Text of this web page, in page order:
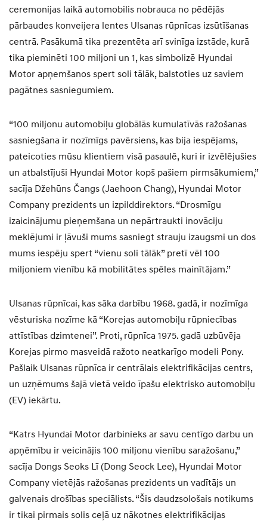
ceremonijas laikā automobilis nobrauca no pēdējās
pārbaudes konveijera lentes Ulsanas rūpnīcas izsūtīšanas
centrā. Pasākumā tika prezentēta arī svinīga izstāde, kurā
tika pieminēti 100 miljoni un 1, kas simbolizē Hyundai
Motor apņemšanos spert soli tālāk, balstoties uz saviem
pagātnes sasniegumiem.
“100 miljonu automobiļu globālās kumulatīvās ražošanas
sasniegšana ir nozīmīgs pavērsiens, kas bija iespējams,
pateicoties mūsu klientiem visā pasaulē, kuri ir izvēlējušies
un atbalstījuši Hyundai Motor kopš pašiem pirmsākumiem,”
sacīja Džehūns Čangs (Jaehoon Chang), Hyundai Motor
Company prezidents un izpilddirektors. “Drosmīgu
izaicinājumu pieņemšana un nepārtraukti inovāciju
meklējumi ir ļāvuši mums sasniegt strauju izaugsmi un dos
mums iespēju spert “vienu soli tālāk” pretī vēl 100
miljoniem vienību kā mobilitātes spēles mainītājam.”
Ulsanas rūpnīcai, kas sāka darbību 1968. gadā, ir nozīmīga
vēsturiska nozīme kā “Korejas automobiļu rūpniecības
attīstības dzimtenei”. Proti, rūpnīca 1975. gadā uzbūvēja
Korejas pirmo masveidā ražoto neatkarīgo modeli Pony.
Pašlaik Ulsanas rūpnīca ir centrālais elektrifikācijas centrs,
un uzņēmums šajā vietā veido īpašu elektrisko automobiļu
(EV) iekārtu.
“Katrs Hyundai Motor darbinieks ar savu centīgo darbu un
apņēmību ir veicinājis 100 miljonu vienību saražošanu,”
sacīja Dongs Seoks Lī (Dong Seock Lee), Hyundai Motor
Company vietējās ražošanas prezidents un vadītājs un
galvenais drošības speciālists. “Šis daudzsološais notikums
ir tikai pirmais solis ceļā uz nākotnes elektrifikācijas